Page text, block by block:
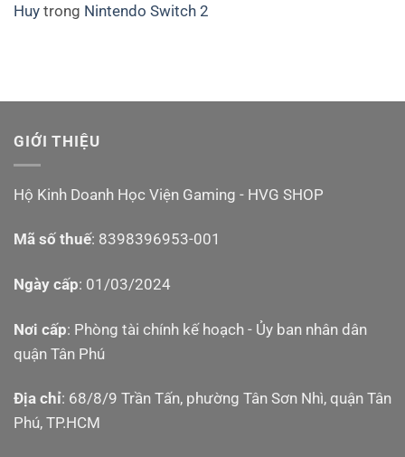
Huy trong Nintendo Switch 2
GIỚI THIỆU
Hộ Kinh Doanh Học Viện Gaming - HVG SHOP
Mã số thuế: 8398396953-001
Ngày cấp: 01/03/2024
Nơi cấp: Phòng tài chính kế hoạch - Ủy ban nhân dân
quận Tân Phú
Địa chỉ: 68/8/9 Trần Tấn, phường Tân Sơn Nhì, quận Tân
Phú, TP.HCM